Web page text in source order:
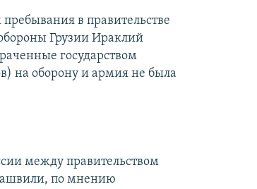
в правительстве
Грузии Ираклий
государством
на оборону и армия не была
между правительством
по мнению